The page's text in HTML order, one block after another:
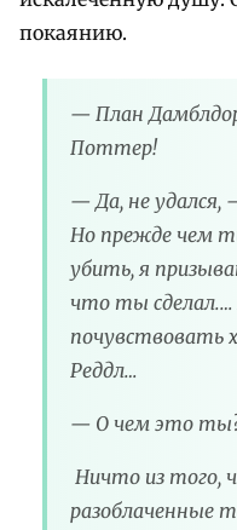
покаянию.
— План
Поттер!
— Да, не удался,
Но прежде чем
убить, я
что ты
почувствовать
Реддл…
— О чем это
Ничто из того,
разоблаченные